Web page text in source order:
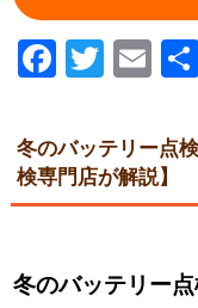
Twitter
冬のバッテリー点
検専門店が解説】
冬のバッテリー